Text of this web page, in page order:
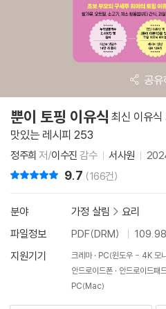
공유
뿐이 토핑 이유식 최신 이유식
맛있는 레시피 253
정주희 저/이수진 감수 서사원
9.7 (166건)
분야 가정 살림 > 요리
파일정보
PDF(DRM)
지원기기
크레마 PC(윈도우 - 4K 모
안드로이드폰
안드로이드패
PC(Mac)